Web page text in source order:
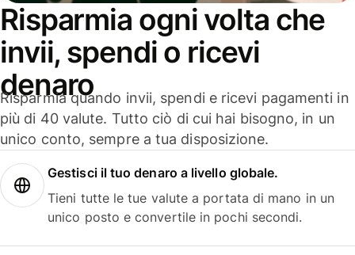
Risparmia ogni volta che
invii, spendi o ricevi
denaro
Risparmia quando invii, spendi e ricevi pagamenti in
più di 40 valute. Tutto ciò di cui hai bisogno, in un
unico conto, sempre a tua disposizione.
Gestisci il tuo denaro a livello globale.
Tieni tutte le tue valute a portata di mano in un
unico posto e convertile in pochi secondi.